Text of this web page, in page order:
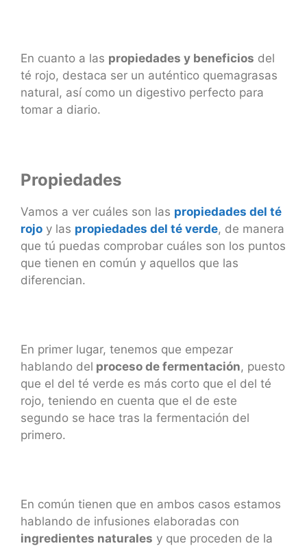
En cuanto a las propiedades y beneficios del
té rojo, destaca ser un auténtico quemagrasas
natural, así como un digestivo perfecto para
tomar a diario.
Propiedades
Vamos a ver cuáles son las propiedades del té
rojo y las propiedades del té verde, de manera
que tú puedas comprobar cuáles son los puntos
que tienen en común y aquellos que las
diferencian.
En primer lugar, tenemos que empezar
hablando del proceso de fermentación, puesto
que el del té verde es más corto que el del té
rojo, teniendo en cuenta que el de este
segundo se hace tras la fermentación del
primero.
En común tienen que en ambos casos estamos
hablando de infusiones elaboradas con
ingredientes naturales y que proceden de la